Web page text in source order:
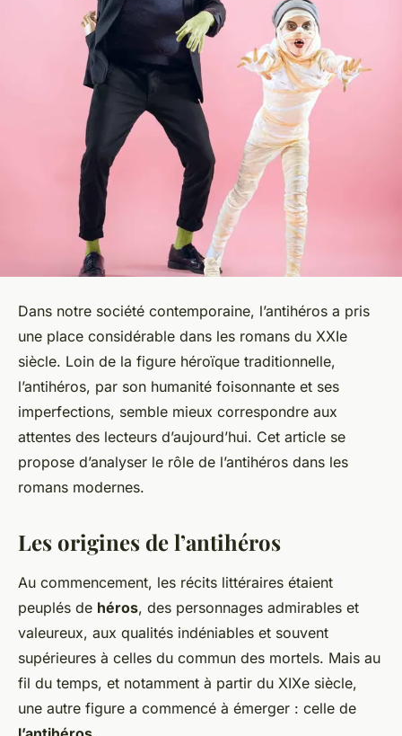
Dans notre société contemporaine, l’antihéros a pris
une place considérable dans les romans du XXIe
siècle. Loin de la figure héroïque traditionnelle,
l’antihéros, par son humanité foisonnante et ses
imperfections, semble mieux correspondre aux
attentes des lecteurs d’aujourd’hui. Cet article se
propose d’analyser le rôle de l’antihéros dans les
romans modernes.
Les origines de l’antihéros
Au commencement, les récits littéraires étaient
peuplés de héros, des personnages admirables et
valeureux, aux qualités indéniables et souvent
supérieures à celles du commun des mortels. Mais au
fil du temps, et notamment à partir du XIXe siècle,
une autre figure a commencé à émerger : celle de